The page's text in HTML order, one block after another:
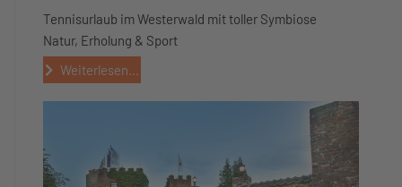
Tennisurlaub im Westerwald mit toller Symbiose
Natur, Erholung & Sport
Weiterlesen...